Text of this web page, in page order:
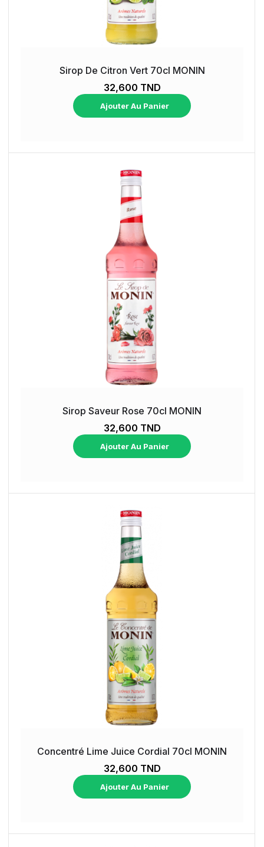
Sirop De Citron Vert 70cl MONIN
32,600 TND
Ajouter Au Panier
Sirop Saveur Rose 70cl MONIN
32,600 TND
Ajouter Au Panier
Concentré Lime Juice Cordial 70cl MONIN
32,600 TND
Ajouter Au Panier